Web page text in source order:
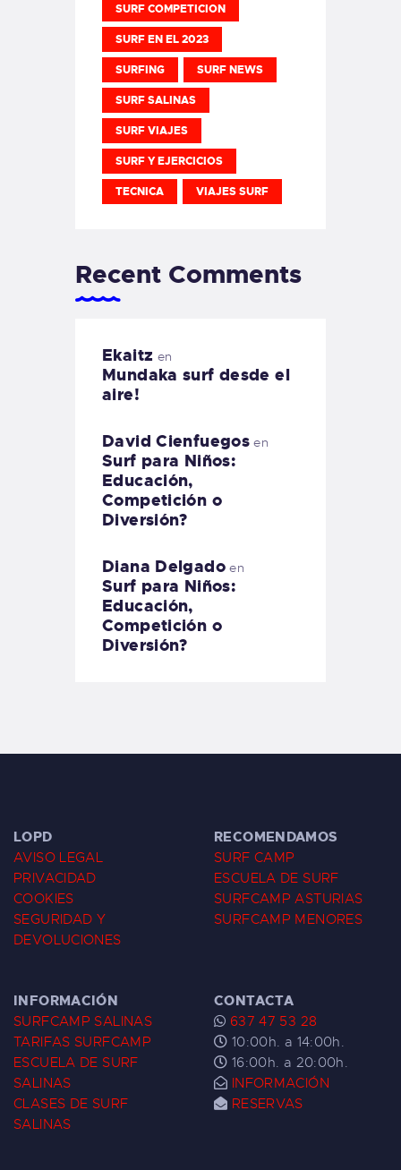
SURF COMPETICION
SURF EN EL 2023
SURFING SURF NEWS
SURF SALINAS
SURF VIAJES
SURF Y EJERCICIOS
TECNICA VIAJES SURF
Recent Comments
Ekaitz en
Mundaka surf desde el
aire!
David Cienfuegos en
Surf para Niños:
Educación,
Competición o
Diversión?
Diana Delgadoen
Surf para Niños:
Educación,
Competición o
Diversión?
LOPD
AVISO LEGAL
PRIVACIDAD
COOKIES
SEGURIDAD Y
DEVOLUCIONES
RECOMENDAMOS
SURF CAMP
ESCUELA DE SURF
SURFCAMP ASTURIAS
SURFCAMP MENORES
INFORMACIÓN
SURFCAMP SALINAS
TARIFAS SURFCAMP
ESCUELA DE SURF
SALINAS
CLASES DE SURF
SALINAS
CONTACTA
637 47 53 28
10:00h. a 14:00h.
16:00h. a 20:00h.
INFORMACIÓN
RESERVAS